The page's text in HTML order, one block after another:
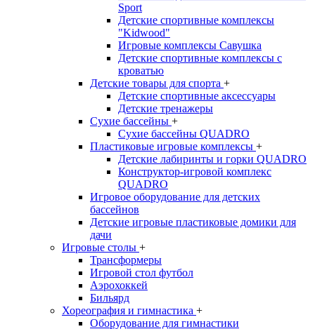
Sport
Детские спортивные комплексы
"Kidwood"
Игровые комплексы Савушка
Детские спортивные комплексы с
кроватью
Детские товары для спорта +
Детские спортивные aксессуары
Детские тренажеры
Сухие бассейны +
Сухие бассейны QUADRO
Пластиковые игровые комплексы +
Детские лабиринты и горки QUADRO
Конструктор-игровой комплекс
QUADRO
Игровое оборудование для детских
бассейнов
Детские игровые пластиковые домики для
дачи
Игровые столы +
Трансформеры
Игровой стол футбол
Аэрохоккей
Бильярд
Хореография и гимнастика +
Оборудование для гимнастики